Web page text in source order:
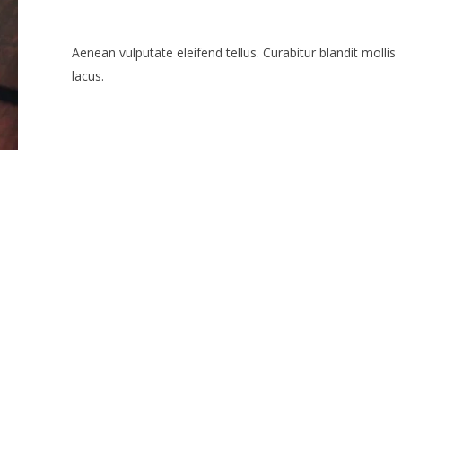
Aenean vulputate eleifend tellus. Curabitur blandit mollis
lacus.